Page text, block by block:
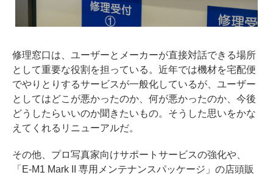
修理窓口は、ユーザーとメーカーが直接対話できる場所
として重要な役割を担っている。近年では機材を宅配便
でやりとりするサービスが一般化しているが、ユーザー
としてはどこが悪かったのか、何が悪かったのか、今後
どうしたらいいのか聞きたいもの。そうした思いをかな
えてくれるリニューアルだ。
その他、プロ写真家向けサポートサービスの強化や、
「E-M1 Mark II 専用メンテナンスパッケージ」の店頭販